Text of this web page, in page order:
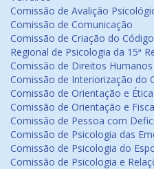
Comissão de Avalição
Comissão de Comunicação
Comissão de Criação do
Regional de Psicologia da 15ª
Comissão de Direitos Humanos
Comissão de Interiorização do
Comissão de Orientação e
Comissão de Orientação e
Comissão de Pessoa com
Comissão de Psicologia das
Comissão de Psicologia do
Comissão de Psicologia e